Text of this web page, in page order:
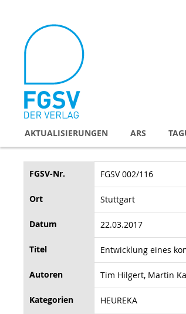
Inhalt
AKTUALISIERUNGEN ARS
FGSV-Nr. FGSV 002/116
Ort Stuttgart
Datum 22.03.2017
Titel Entwicklung eines
Autoren Tim Hilgert, Martin
Kategorien HEUREKA